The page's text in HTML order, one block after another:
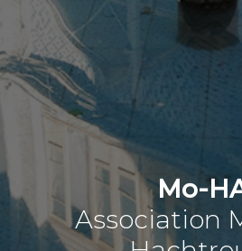
Mo-
Association